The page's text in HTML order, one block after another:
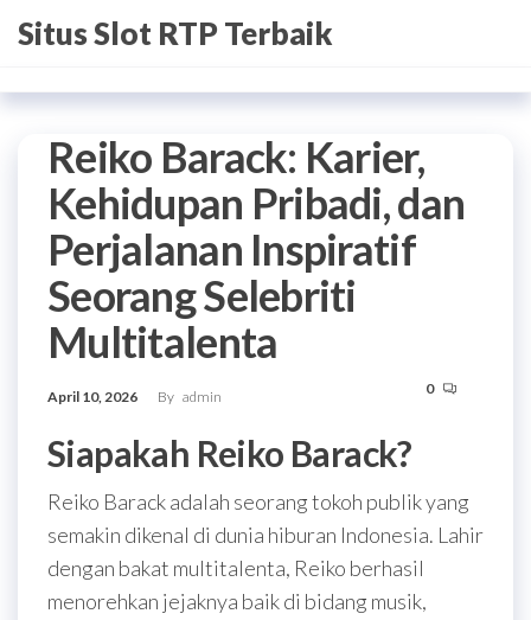
toSitus Slot RTP Terbaik
Reiko Barack: Karier,
Kehidupan Pribadi, dan
Perjalanan Inspiratif
Seorang Selebriti
Multitalenta
April 10, 2026 By admin 0
Siapakah Reiko Barack?
Reiko Barack adalah seorang tokoh publik yang
semakin dikenal di dunia hiburan Indonesia. Lahir
dengan bakat multitalenta, Reiko berhasil
menorehkan jejaknya baik di bidang musik,